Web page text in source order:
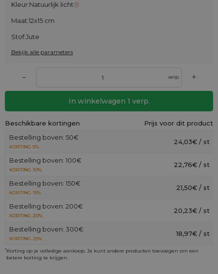
Kleur:Natuurlijk licht
Maat:12x15 cm
Stof:Jute
Bekijk alle parameters
– verp. +
In winkelwagen 1 verp.
Beschikbare kortingen
Prijs voor dit product
Bestelling boven: 50€
KORTING 5%
24,03€ / st
Bestelling boven: 100€
KORTING 10%
22,76€ / st
Bestelling boven: 150€
KORTING 15%
21,50€ / st
Bestelling boven: 200€
KORTING 20%
20,23€ / st
Bestelling boven: 300€
KORTING 25%
18,97€ / st
*Korting op je volledige aankoop. Je kunt andere producten toevoegen om een
betere korting te krijgen.